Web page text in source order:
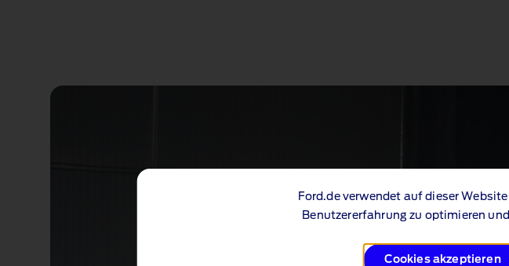
Ford.de verwendet auf dieser
Benutzererfahrung zu optimieren
Cookies akzeptieren